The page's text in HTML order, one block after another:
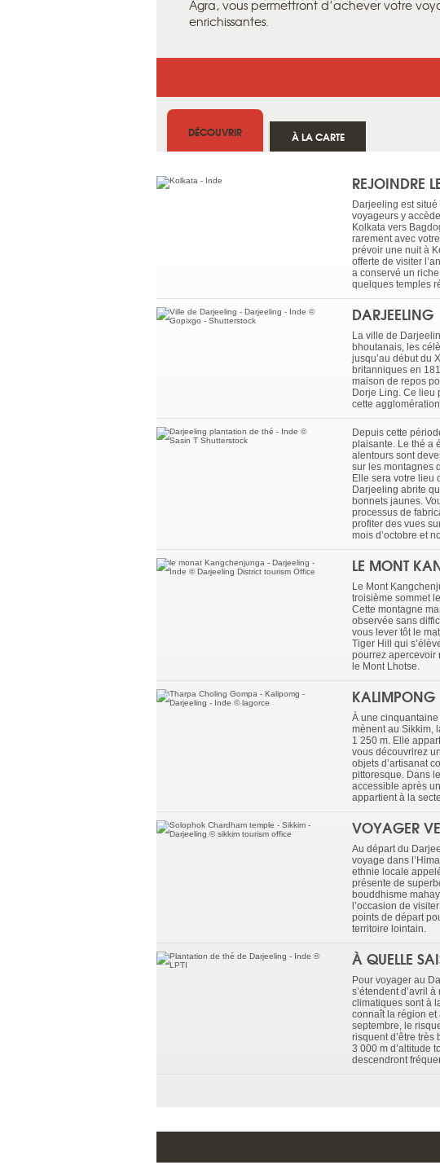
Agra, vous permettront d’achever votre
enrichissantes.
DÉCOUVRIR
REJOINDRE
Darjeeling est
voyageurs y
Kolkata vers
rarement avec
prévoir une nuit à
offerte de visiter
a conservé un
quelques temples
DARJEELING
La ville de
bhoutanais, les
jusqu’au début du
britanniques en
maison de repos
Dorje Ling. Ce lieu
cette
Depuis cette
plaisante. Le thé a
alentours sont
sur les montagnes
Elle sera votre lieu
Darjeeling abrite
bonnets jaunes.
processus de
profiter des vues
mois d’octobre et
LE MONT
Le Mont
troisième sommet
Cette montagne
observée sans
vous lever tôt le
Tiger Hill qui
pourrez apercevoir
le Mont Lhotse.
KALIMPONG
À une
mènent au Sikkim,
1 250 m. Elle
vous découvrirez
objets d’artisanat
pittoresque. Dans
accessible après
appartient à la
VOYAGER
Au départ du
voyage dans
ethnie locale
présente de
bouddhisme
l’occasion de
points de départ
territoire lointain.
À QUELLE
Pour voyager au
s’étendent d’avril
climatiques sont à
connaît la région et
septembre, le
risquent d’être très
3 000 m d’altitude
descendront
À LA CARTE